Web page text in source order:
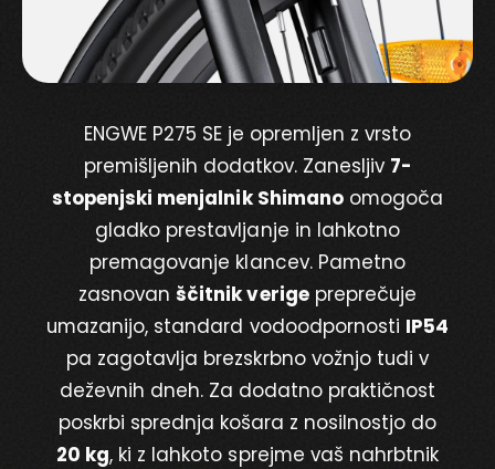
ENGWE P275 SE je opremljen z vrsto
premišljenih dodatkov. Zanesljiv 7-
stopenjski menjalnik Shimanoomogoča
gladko prestavljanje in lahkotno
premagovanje klancev. Pametno
zasnovanščitnik verigepreprečuje
umazanijo, standard vodoodpornosti IP54
pa zagotavlja brezskrbno vožnjo tudi v
deževnih dneh. Za dodatno praktičnost
poskrbi sprednja košara z nosilnostjo do
20 kg, ki z lahkoto sprejme vaš nahrbtnik